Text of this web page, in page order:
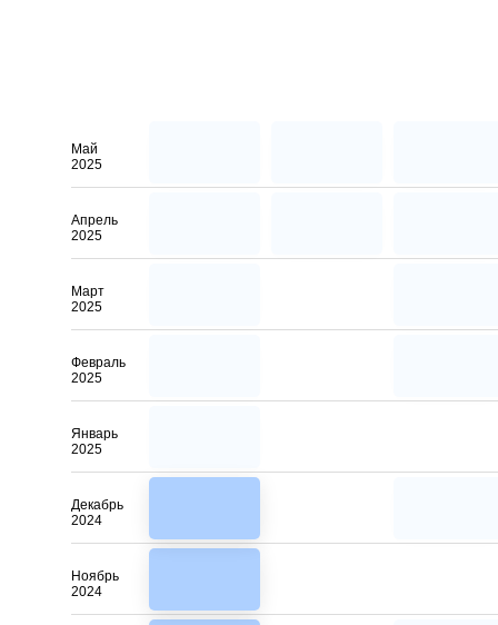
Ноябрь
2024
Декабрь
2024
Январь
2025
Февраль
2025
Март
2025
Май
2025
Апрель
2025